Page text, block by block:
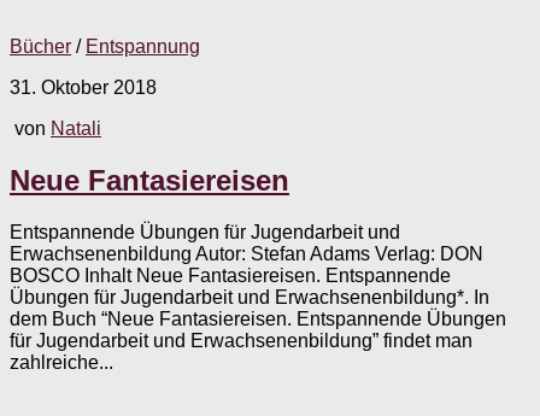
Bücher / Entspannung
31. Oktober 2018
von Natali
Neue Fantasiereisen
Entspannende Übungen für Jugendarbeit und
Erwachsenenbildung Autor: Stefan Adams Verlag: DON
BOSCO Inhalt Neue Fantasiereisen. Entspannende
Übungen für Jugendarbeit und Erwachsenenbildung*. In
dem Buch “Neue Fantasiereisen. Entspannende Übungen
für Jugendarbeit und Erwachsenenbildung” findet man
zahlreiche...